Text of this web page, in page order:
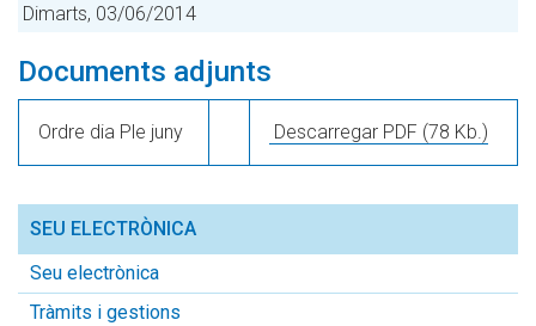
Dimarts, 03/06/2014
Documents adjunts
Ordre dia Ple juny Descarregar PDF (78 Kb.)
SEU ELECTRÒNICA
Seu electrònica
Tràmits i gestions